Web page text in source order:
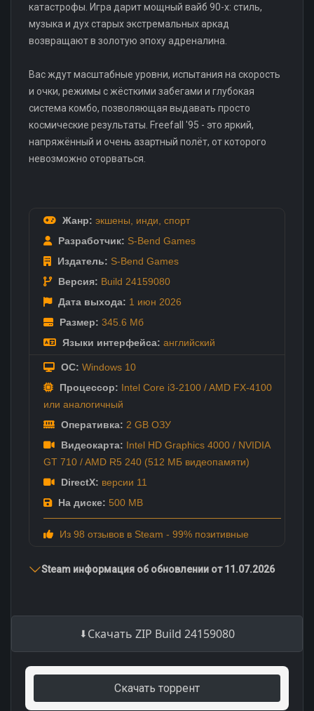
катастрофы. Игра дарит мощный вайб 90-х: стиль,
музыка и дух старых экстремальных аркад
возвращают в золотую эпоху адреналина.
Вас ждут масштабные уровни, испытания на скорость
и очки, режимы с жёсткими забегами и глубокая
система комбо, позволяющая выдавать просто
космические результаты. Freefall '95 - это яркий,
напряжённый и очень азартный полёт, от которого
невозможно оторваться.
Жанр: экшены инди спорт
Разработчик: S-Bend Games
Издатель: S-Bend Games
Версия: Build 24159080
Дата выхода: 1 июн 2026
Размер: 345.6 Мб
Языки интерфейса: английский
ОС: Windows 10
Процессор: Intel Core i3-2100 / AMD FX-4100
или аналогичный
Оперативка: 2 GB ОЗУ
Видеокарта: Intel HD Graphics 4000 / NVIDIA
GT 710 / AMD R5 240 (512 МБ видеопамяти)
DirectX: версии 11
На диске: 500 MB
Из 98 отзывов в Steam - 99% позитивные
Steam информация об обновлении от 11.07.2026
Скачать ZIP Build 24159080
Скачать торрент